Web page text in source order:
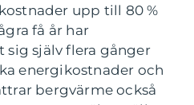
upp till 80 %
få år har
sig själv flera gånger
energikostnader och
bergvärme också